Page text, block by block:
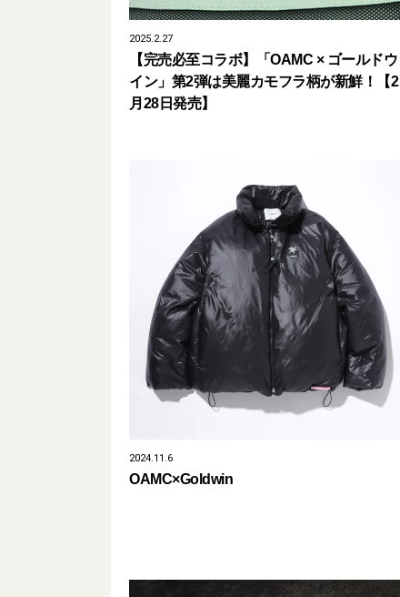
2025.2.27
【完売必至コラボ】「OAMC × ゴールドウ
イン」第2弾は美麗カモフラ柄が新鮮！【2
月28日発売】
2024.11.6
OAMC×Goldwin